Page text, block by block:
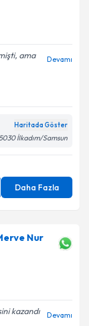
ama
Devamı
Haritada Göster
İlkadım/Samsun
Daha Fazla
Nur
kazandı
Devamı